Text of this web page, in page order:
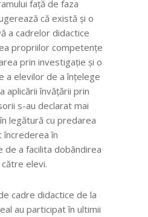
față de faza
că există și o
a cadrelor didactice
propriilor competențe
prin investigație și o
a elevilor de a înțelege
aplicării învățării prin
s-au declarat mai
legătură cu predarea
încrederea în
de a facilita dobândirea
elevi.
cadre didactice de la
au participat în ultimii